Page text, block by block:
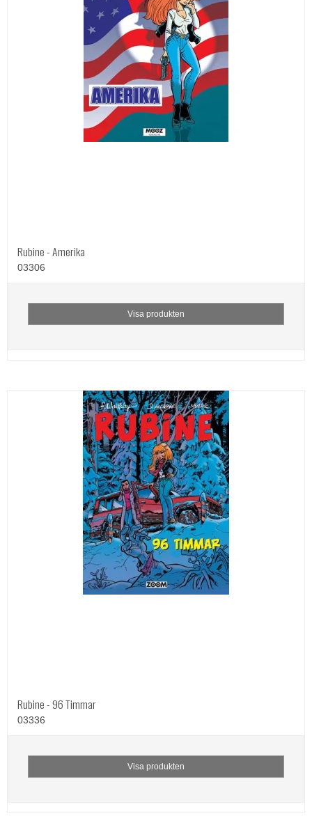
Rubine - Amerika
03306
Visa produkten
Rubine - 96 Timmar
03336
Visa produkten